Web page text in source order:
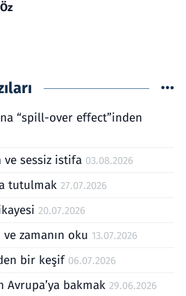
“spill-over effect”inden
sessiz istifa 03.08.2026
tutulmak 27.07.2026
20.07.2026
zamanın oku 13.07.2026
bir keşif 06.07.2026
Avrupa’ya bakmak 29.06.2026